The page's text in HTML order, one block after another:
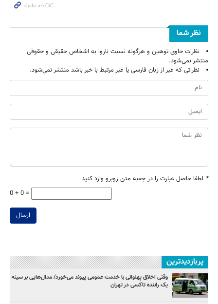
نظر شما
نظرات حاوی توهین و هرگونه نسبت ناروا به اشخاص حقیقی و حقوقی
منتشر نمی‌شود.
نظراتی که غیر از زبان فارسی یا غیر مرتبط با خبر باشد منتشر نمی‌شود.
* لطفا حاصل عبارت را در جعبه متن روبرو وارد کنید
0 + 0 =
ارسال
پربازدیدترین
وقتی اخلاق پهلوانی با خدمت عمومی پیوند می‌خورد/ مدال‌هایی بر سینه
یک راننده تاکسی در تهران